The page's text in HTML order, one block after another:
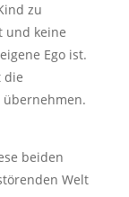
zu
und keine
Ego ist.
die
beiden
Welt